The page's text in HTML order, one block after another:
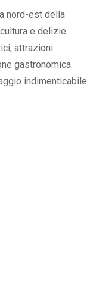
nord-est della
e delizie
attrazioni
gastronomica
indimenticabile
di Bastia …